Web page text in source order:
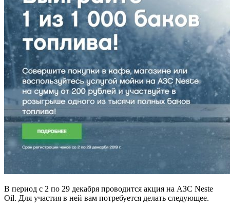
В период с 2 по 29 декабря проводится акция на АЗС Neste
Oil. Для участия в ней вам потребуется делать следующее.